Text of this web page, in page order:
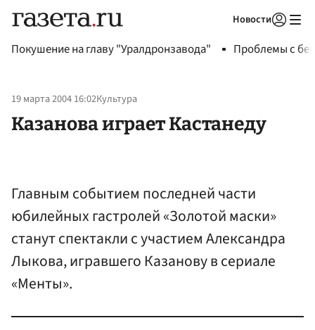
Новости
Покушение на главу "Уралдронзавода" Проблемы с
19 марта 2004 16:02Культура
Казанова играет Кастанеду
Главным событием последней части
юбилейных гастролей «Золотой маски»
станут спектакли с участием Александра
Лыкова, игравшего Казанову в сериале
«Менты».